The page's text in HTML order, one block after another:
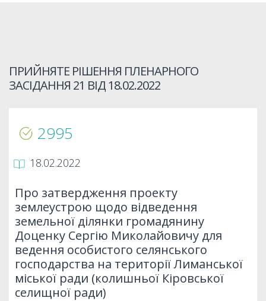
ПРИЙНЯТЕ РІШЕННЯ ПЛЕНАРНОГО
ЗАСІДАННЯ 21 ВІД18.02.2022
2995
18.02.2022
Про затвердження проекту
землеустрою щодо відведення
земельної ділянки громадянину
Доценку Сергію Миколайовичу для
ведення особистого селянського
господарства на території Лиманської
міської ради (колишньої Кіровської
селищної ради)